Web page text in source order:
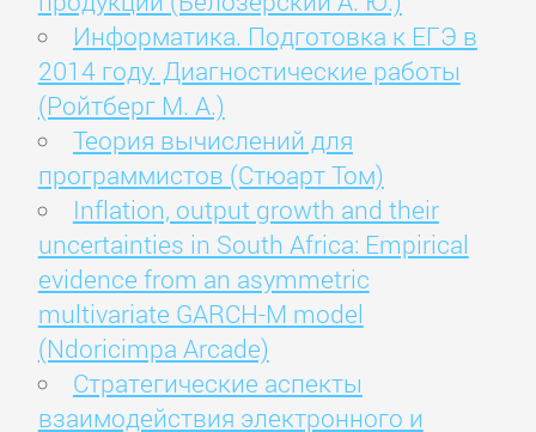
Информатика. Подготовка к ЕГЭ в
2014 году. Диагностические работы
(Ройтберг М. А.)
Теория вычислений для
программистов (Стюарт Том)
Inflation, output growth and their
uncertainties in South Africa: Empirical
evidence from an asymmetric
multivariate GARCH-M model
(Ndoricimpa Arcade)
Стратегические аспекты
взаимодействия электронного и